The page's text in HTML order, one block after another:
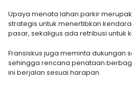
Upaya menata lahan parkir
strategis untuk menertibkan
pasar, sekaligus ada retribusi untuk
Fransiskus juga meminta dukungan
sehingga rencana penataan
ini berjalan sesuai harapan.